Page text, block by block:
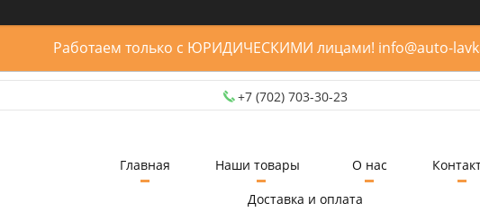
Работаем только с ЮРИДИЧЕСКИМИ лицами! info@auto-
+7 (702) 703-30-23
Главная Наши товары О нас
Доставка и оплата